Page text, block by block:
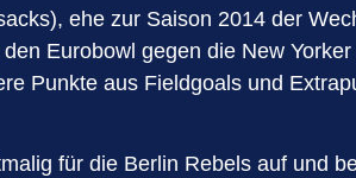
ehe zur Saison 2014 der
Eurobowl gegen die New
Punkte aus Fieldgoals und
für die Berlin Rebels auf und